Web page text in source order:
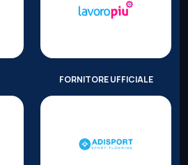
FORNITORE UFFICIALE